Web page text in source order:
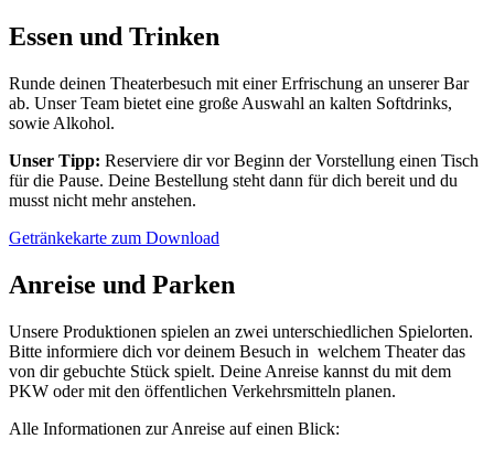
Essen und Trinken
Runde deinen Theaterbesuch mit einer Erfrischung an unserer Bar
ab. Unser Team bietet eine große Auswahl an kalten Softdrinks,
sowie Alkohol.
Unser Tipp: Reserviere dir vor Beginn der Vorstellung einen Tisch
für die Pause. Deine Bestellung steht dann für dich bereit und du
musst nicht mehr anstehen.
Getränkekarte zum Download
Anreise und Parken
Unsere Produktionen spielen an zwei unterschiedlichen Spielorten.
Bitte informiere dich vor deinem Besuch in welchem Theater das
von dir gebuchte Stück spielt. Deine Anreise kannst du mit dem
PKW oder mit den öffentlichen Verkehrsmitteln planen.
Alle Informationen zur Anreise auf einen Blick: